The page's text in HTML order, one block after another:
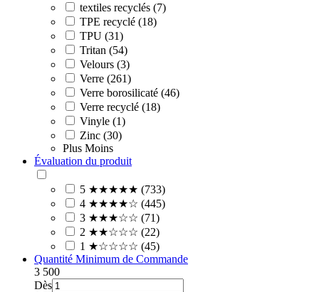
textiles recyclés (7)
TPE recyclé (18)
TPU (31)
Tritan (54)
Velours (3)
Verre (261)
Verre borosilicaté (46)
Verre recyclé (18)
Vinyle (1)
Zinc (30)
Plus Moins
Évaluation du produit
5 ★★★★★ (733)
4 ★★★★☆ (445)
3 ★★★☆☆ (71)
2 ★★☆☆☆ (22)
1 ★☆☆☆☆ (45)
Quantité Minimum de Commande
3 500
Dès